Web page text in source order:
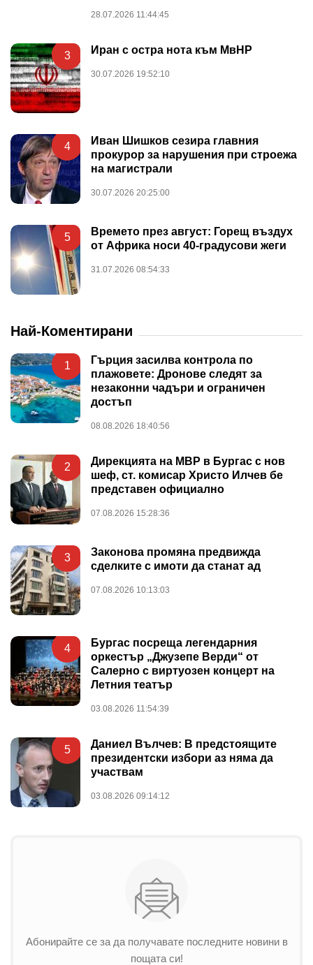
28.07.2026 11:44:45
3 Иран с остра нота към МвНР
30.07.2026 19:52:10
4
Иван Шишков сезира главния
прокурор за нарушения при строежа
на магистрали
30.07.2026 20:25:00
5
Времето през август: Горещ въздух
от Африка носи 40-градусови жеги
31.07.2026 08:54:33
Най-Коментирани
1
Гърция засилва контрола по
плажовете: Дронове следят за
незаконни чадъри и ограничен
достъп
08.08.2026 18:40:56
2
Дирекцията на МВР в Бургас с нов
шеф, ст. комисар Христо Илчев бе
представен официално
07.08.2026 15:28:36
3
Законова промяна предвижда
сделките с имоти да станат ад
07.08.2026 10:13:03
4
Бургас посреща легендарния
оркестър „Джузепе Верди“ от
Салерно с виртуозен концерт на
Летния театър
03.08.2026 11:54:39
5
Даниел Вълчев: В предстоящите
президентски избори аз няма да
участвам
03.08.2026 09:14:12
Абонирайте се за да получавате последните новини в
пощата си!